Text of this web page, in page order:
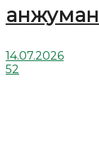
анжуман
14.07.2026
52